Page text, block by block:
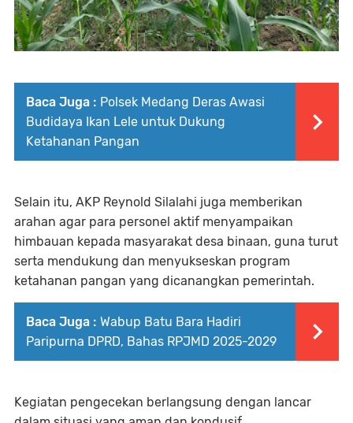
Baca Juga : Polsek Medang Deras Awasi
Budidaya Ikan Lele untuk Dukung
Ketahanan Pangan
Selain itu, AKP Reynold Silalahi juga memberikan
arahan agar para personel aktif menyampaikan
himbauan kepada masyarakat desa binaan, guna turut
serta mendukung dan menyukseskan program
ketahanan pangan yang dicanangkan pemerintah.
Baca Juga : Wabup Batu Bara Hadiri
Paripurna DPRD, Bahas RPJMD 2025-2029
Kegiatan pengecekan berlangsung dengan lancar